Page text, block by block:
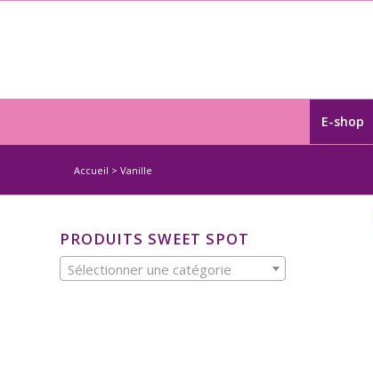
E-shop
Accueil > Vanille
PRODUITS SWEET SPOT
Sélectionner une catégorie